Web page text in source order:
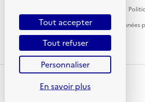
Gestion des cookies
Protection des données
© - Copyright ADEME 2026
Tout accepter
Tout refuser
Personnaliser
En savoir plus